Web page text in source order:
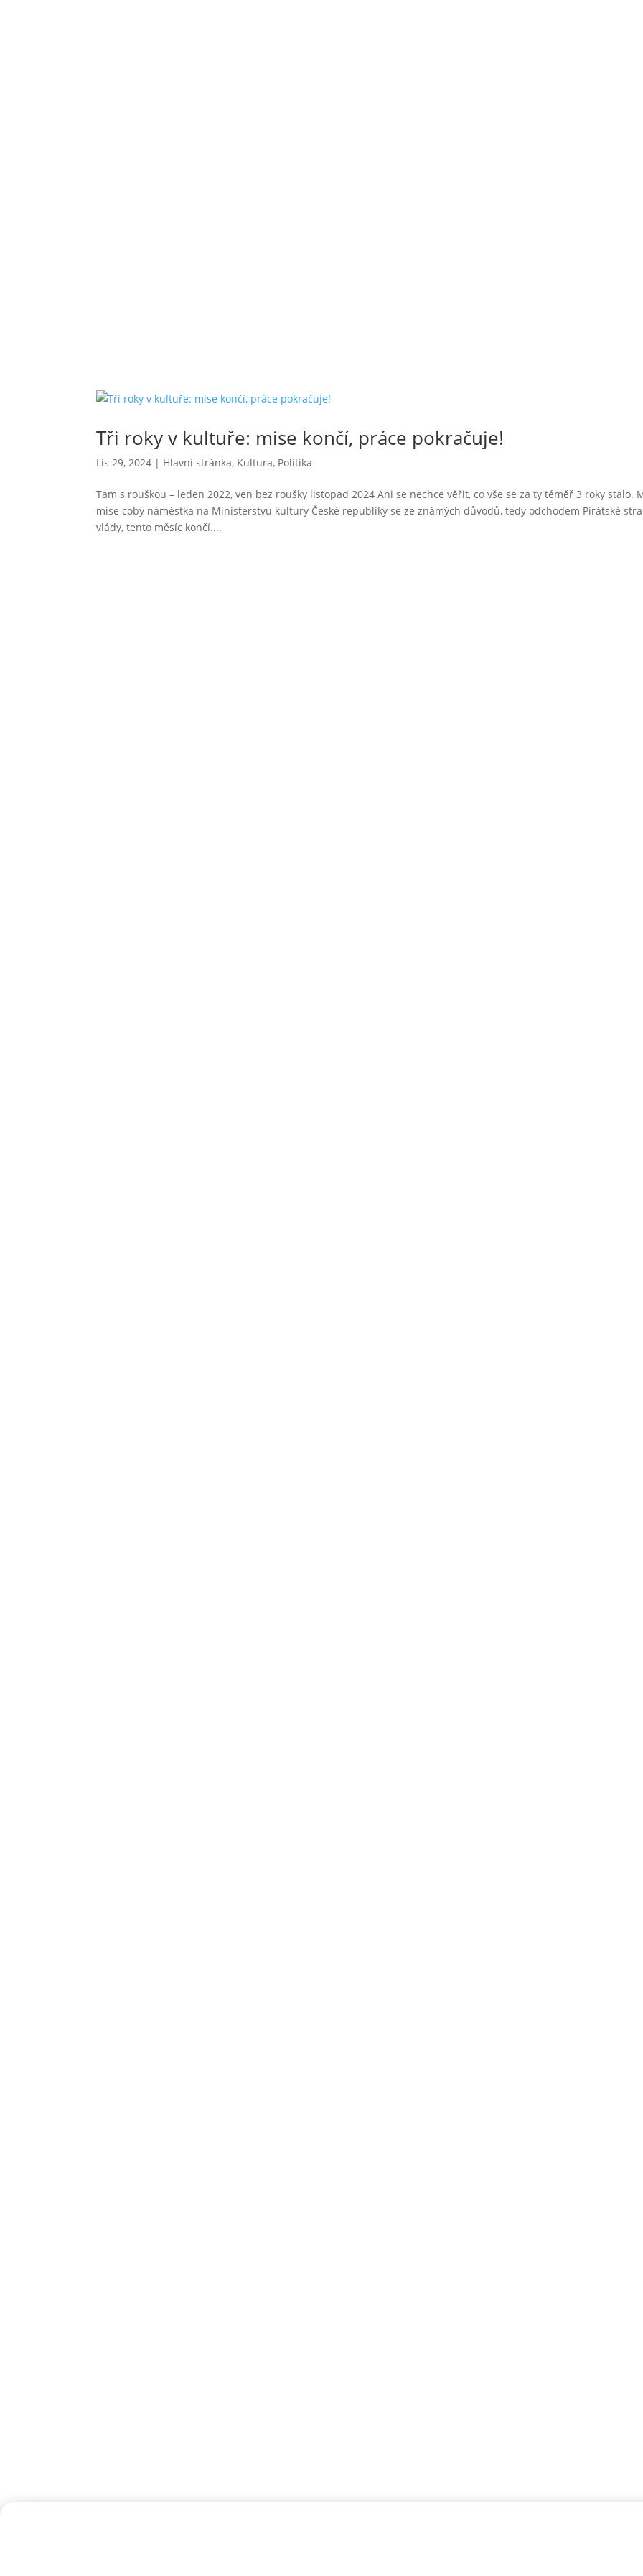
Tři roky v kultuře: mise končí, práce pokračuje!
Lis 29, 2024 | Hlavní stránka, Kultura, Politika
Tam s rouškou – leden 2022, ven bez roušky listopad 2024 Ani se nechce věřit, co vše se za ty téměř 3 roky stalo.
mise coby náměstka na Ministerstvu kultury České republiky se ze známých důvodů, tedy odchodem Pirátské
vlády, tento měsíc končí....